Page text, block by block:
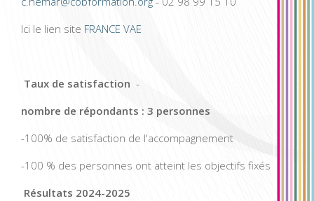
Ici le lien site FRANCE VAE
Taux de satisfaction -
nombre de répondants : 3 personnes
-100% de satisfaction de l'accompagnement
-100 % des personnes ont atteint les objectifs fixés
Résultats 2024-2025